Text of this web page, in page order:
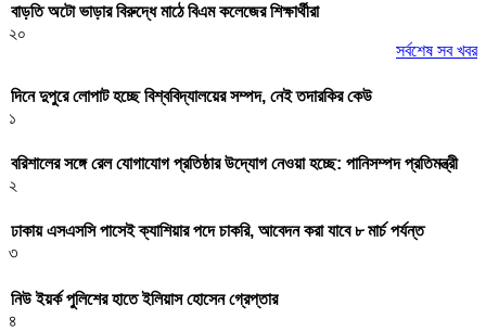
বাড়তি অটো ভাড়ার বিরুদ্ধে মাঠে বিএম কলেজের শিক্ষার্থীরা
২০
সর্বশেষ সব খবর
দিনে দুপুরে লোপাট হচ্ছে বিশ্ববিদ্যালয়ের সম্পদ, নেই তদারকির কেউ
১
বরিশালের সঙ্গে রেল যোগাযোগ প্রতিষ্ঠার উদ্যোগ নেওয়া হচ্ছে: পানিসম্পদ প্রতিমন্ত্রী
২
ঢাকায় এসএসসি পাসেই ক্যাশিয়ার পদে চাকরি, আবেদন করা যাবে ৮ মার্চ পর্যন্ত
৩
নিউ ইয়র্ক পুলিশের হাতে ইলিয়াস হোসেন গ্রেপ্তার
৪